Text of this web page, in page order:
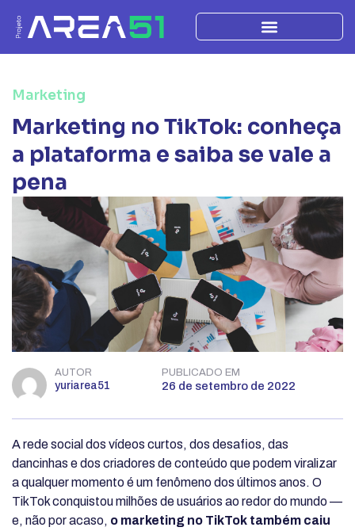
Marketing
Marketing no TikTok: conheça
a plataforma e saiba se vale a
pena
AUTOR
yuriarea51
PUBLICADO EM
26 de setembro de 2022
A rede social dos vídeos curtos, dos desafios, das
dancinhas e dos criadores de conteúdo que podem viralizar
a qualquer momento é um fenômeno dos últimos anos. O
TikTok conquistou milhões de usuários ao redor do mundo —
e, não por acaso, o marketing no TikTok também caiu